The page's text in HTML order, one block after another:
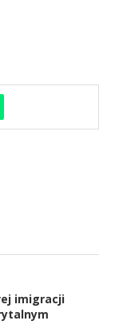
imigracji